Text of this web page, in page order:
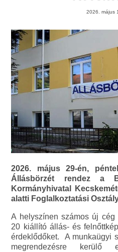
2026. május
2026. május 29-én,
Állásbörzét rendez a
Kormányhivatal
alatti Foglalkoztatási
A helyszínen számos új
20 kiállító állás- és
érdeklődőket. A munkaügyi
megrendezésre kerülő